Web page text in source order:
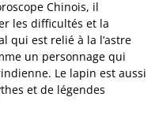
Chinois, il
les difficultés et la
qui est relié à la l’astre
un personnage qui
Le lapin est aussi
et de légendes